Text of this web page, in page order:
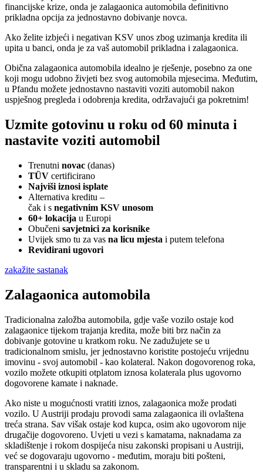
financijske krize, onda je zalagaonica automobila definitivno
prikladna opcija za jednostavno dobivanje novca.
Ako želite izbjeći i negativan KSV unos zbog uzimanja kredita ili
upita u banci, onda je za vaš automobil prikladna i zalagaonica.
Obična zalagaonica automobila idealno je rješenje, posebno za one
koji mogu udobno živjeti bez svog automobila mjesecima. Međutim,
u Pfandu možete jednostavno nastaviti voziti automobil nakon
uspješnog pregleda i odobrenja kredita, održavajući ga pokretnim!
Uzmite gotovinu u roku od 60 minuta i
nastavite voziti automobil
Trenutni novac (danas)
TÜV certificirano
Najviši iznosi isplate
Alternativa kreditu –
čak i s negativnim KSV unosom
60+ lokacija u Europi
Obučeni savjetnici za korisnike
Uvijek smo tu za vas na licu mjesta i putem telefona
Revidirani ugovori
zakažite sastanak
Zalagaonica automobila
Tradicionalna založba automobila, gdje vaše vozilo ostaje kod
zalagaonice tijekom trajanja kredita, može biti brz način za
dobivanje gotovine u kratkom roku. Ne zadužujete se u
tradicionalnom smislu, jer jednostavno koristite postojeću vrijednu
imovinu - svoj automobil - kao kolateral. Nakon dogovorenog roka,
vozilo možete otkupiti otplatom iznosa kolaterala plus ugovorno
dogovorene kamate i naknade.
Ako niste u mogućnosti vratiti iznos, zalagaonica može prodati
vozilo. U Austriji prodaju provodi sama zalagaonica ili ovlaštena
treća strana. Sav višak ostaje kod kupca, osim ako ugovorom nije
drugačije dogovoreno. Uvjeti u vezi s kamatama, naknadama za
skladištenje i rokom dospijeća nisu zakonski propisani u Austriji,
već se dogovaraju ugovorno - međutim, moraju biti pošteni,
transparentni i u skladu sa zakonom.